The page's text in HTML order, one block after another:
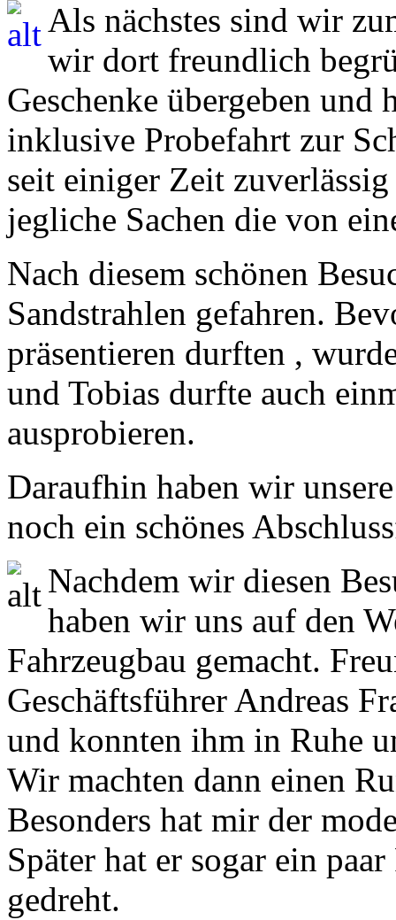
Als nächstes sind wir
wir dort freundlich
Geschenke übergeben und
inklusive Probefahrt zur
seit einiger Zeit
jegliche Sachen die von
Nach diesem schönen
Sandstrahlen gefahren.
präsentieren durften ,
und Tobias durfte auch
ausprobieren.
Daraufhin haben wir
noch ein schönes
Nachdem wir diesen
haben wir uns auf den
Fahrzeugbau gemacht.
Geschäftsführer Andreas
und konnten ihm in Ruhe
Wir machten dann einen
Besonders hat mir der
Später hat er sogar ein
gedreht.